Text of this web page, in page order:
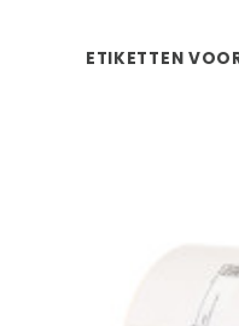
ETIKETTEN